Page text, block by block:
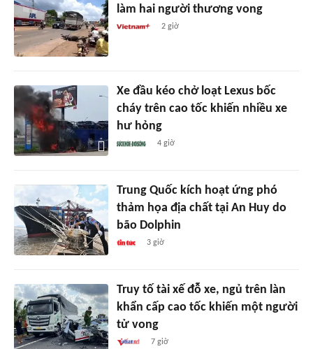
làm hai người thương vong
2 giờ
Xe đầu kéo chở loạt Lexus bốc
cháy trên cao tốc khiến nhiều xe
hư hỏng
4 giờ
Trung Quốc kích hoạt ứng phó
thảm họa địa chất tại An Huy do
bão Dolphin
3 giờ
Truy tố tài xế đỗ xe, ngủ trên làn
khẩn cấp cao tốc khiến một người
tử vong
7 giờ